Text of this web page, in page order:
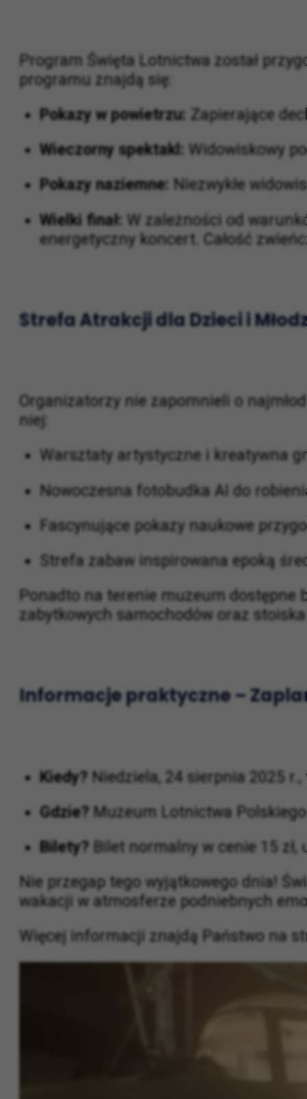
Program Święta Lotnictwa został
programu znajdą się:
Pokazy w powietrzu: Zapierające
Wieczorny spektakl: Widowiskowy
Pokazy naziemne: Niezwykłe
Wielki finał: W zależności od
energetyczny koncert. Całość
Strefa Atrakcji dla Dzieci i
Organizatorzy nie zapomnieli o
niej:
Warsztaty artystyczne i kreatywna
Nowoczesna fotobudka AI do
Fascynujące pokazy naukowe
Strefa zabaw inspirowana epoką
Ponadto na terenie muzeum dostępne
zabytkowych samochodów oraz
Informacje praktyczne –
Kiedy? Niedziela, 24 sierpnia 2025
Gdzie? Muzeum Lotnictwa
Bilety? Bilet normalny w cenie 15
Nie przegap tego wyjątkowego dnia!
wakacji w atmosferze podniebnych
Więcej informacji znajdą Państwo na